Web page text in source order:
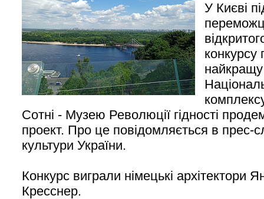
У Києві
конкурсу
Сотні - Музею Революції гідності
проект. Про це повідомляється в прес-
культури України.
Конкурс виграли німецькі архітектори
Кресснер.